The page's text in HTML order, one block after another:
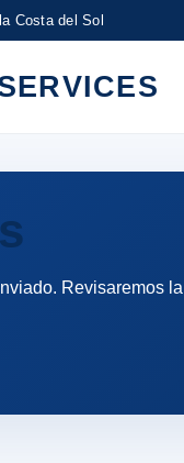
Costa del Sol
Revisaremos